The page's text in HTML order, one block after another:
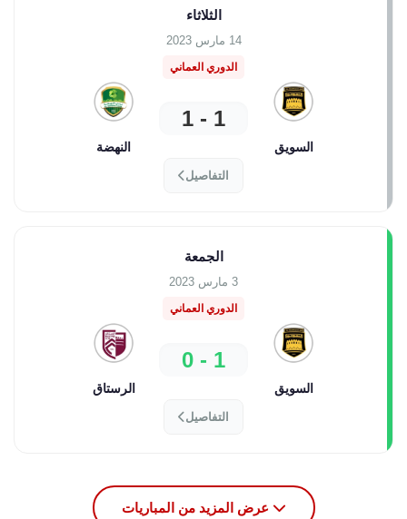
الثلاثاء
14 مارس 2023
الدوري العماني
السويق
1 - 1
النهضة
التفاصيل
الجمعة
3 مارس 2023
الدوري العماني
السويق
1 - 0
الرستاق
التفاصيل
عرض المزيد من المباريات